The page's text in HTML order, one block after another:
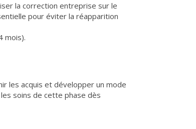
la correction entreprise sur le
pour éviter la réapparition
mois).
les acquis et développer un mode
soins de cette phase dès